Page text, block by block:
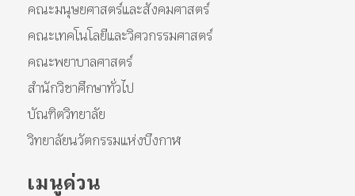
คณะมนุษยศาสตร์และสังคมศาสตร์
คณะเทคโนโลยีและวิศวกรรมศาสตร์
คณะพยาบาลศาสตร์
สำนักวิชาศึกษาทั่วไป
บัณฑิตวิทยาลัย
วิทยาลัยนวัตกรรมแห่งบึงกาฬ
เมนูด่วน